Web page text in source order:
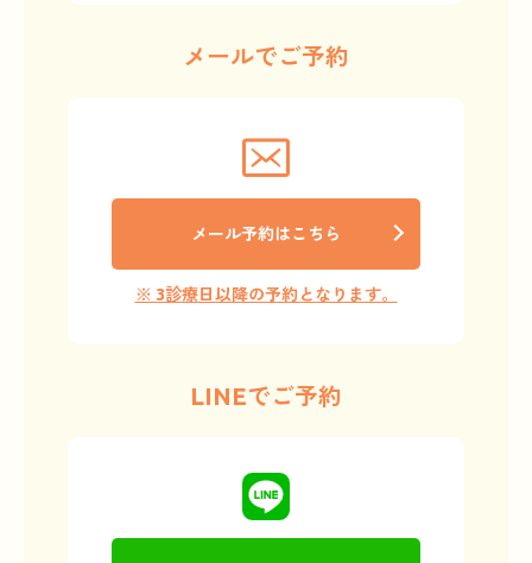
メールでご予約
メール予約はこちら
※ 3診療日以降の予約となります。
LINEでご予約